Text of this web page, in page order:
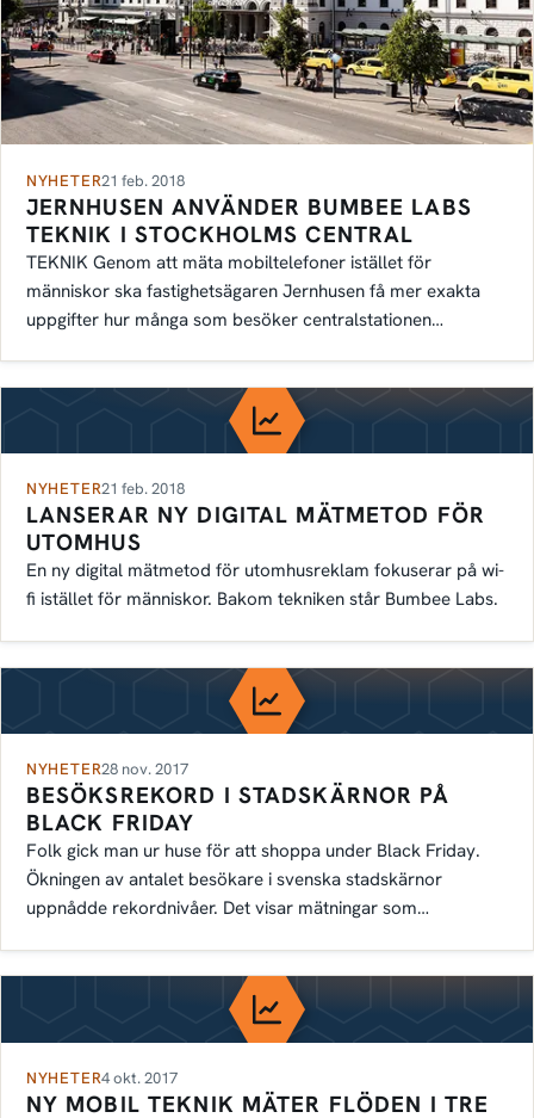
NYHETER21 feb. 2018
JERNHUSEN ANVÄNDER BUMBEE LABS
TEKNIK I STOCKHOLMS CENTRAL
TEKNIK Genom att mäta mobiltelefoner istället för
människor ska fastighetsägaren Jernhusen få mer exakta
uppgifter hur många som besöker centralstationen…
NYHETER21 feb. 2018
LANSERAR NY DIGITAL MÄTMETOD FÖR
UTOMHUS
En ny digital mätmetod för utomhusreklam fokuserar på wi-
fi istället för människor. Bakom tekniken står Bumbee Labs.
NYHETER28 nov. 2017
BESÖKSREKORD I STADSKÄRNOR PÅ
BLACK FRIDAY
Folk gick man ur huse för att shoppa under Black Friday.
Ökningen av antalet besökare i svenska stadskärnor
uppnådde rekordnivåer. Det visar mätningar som…
NYHETER4 okt. 2017
NY MOBIL TEKNIK MÄTER FLÖDEN I TRE